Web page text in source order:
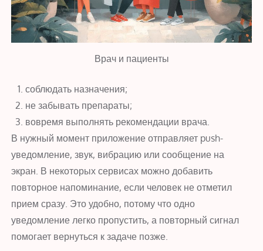
Врач и пациенты
соблюдать назначения;
не забывать препараты;
вовремя выполнять рекомендации врача.
В нужный момент приложение отправляет push-
уведомление, звук, вибрацию или сообщение на
экран. В некоторых сервисах можно добавить
повторное напоминание, если человек не отметил
прием сразу. Это удобно, потому что одно
уведомление легко пропустить, а повторный сигнал
помогает вернуться к задаче позже.